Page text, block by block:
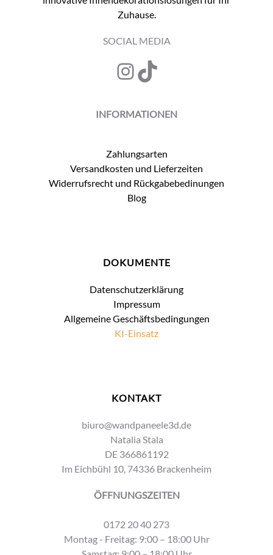
Zuhause.
SOCIAL MEDIA
Instagram
TikTok
INFORMATIONEN
Zahlungsarten
Versandkosten und Lieferzeiten
Widerrufsrecht und Rückgabebedinungen
Blog
DOKUMENTE
Datenschutzerklärung
Impressum
Allgemeine Geschäftsbedingungen
KI-Einsatz
KONTAKT
biuro@wandpaneele3d.de
Natalia Stala
DE 366861192
Im Eichbühl 10, 74336 Brackenheim
ÖFFNUNGSZEITEN
0172 20 40 273
Montag - Freitag: 9:00 – 18:00 Uhr